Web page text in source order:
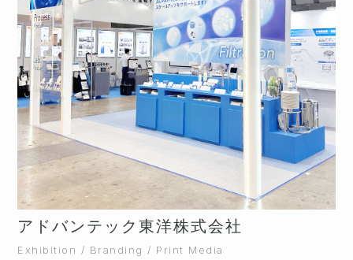
アドバンテック東洋株式会社
Exhibition / Branding / Print Media